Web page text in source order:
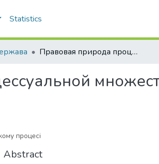
Statistics
Правовая природа процессуальной множественности в хозяйственном процессе
процесі
Abstract